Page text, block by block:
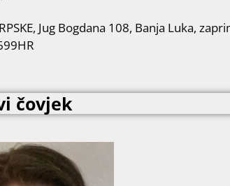
Jug Bogdana 108, Banja Luka,
čovjek